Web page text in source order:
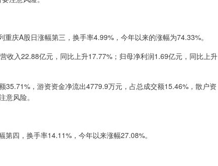
A股日涨幅第三，换手率4.99%，今年以来的涨幅为74.33%。
入22.88亿元，同比上升17.77%；归母净利润1.69亿元，同比上升
，游资资金净流出4779.9万元，占总成交额15.46%，散户资
风险。
四，换手率14.11%，今年以来涨幅27.08%。